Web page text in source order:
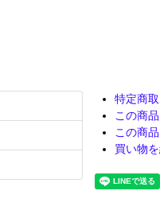
特定商
この商
この商
買い物